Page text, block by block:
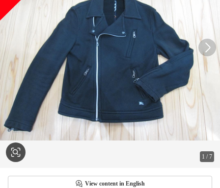
1 /7
View content in English